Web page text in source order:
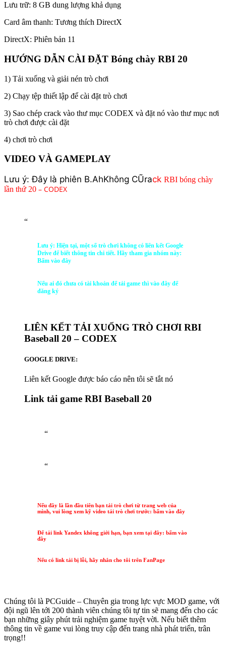
Lưu trữ: 8 GB dung lượng khả dụng
Card âm thanh: Tương thích DirectX
DirectX: Phiên bản 11
HƯỚNG DẪN CÀI ĐẶT Bóng chày RBI 20
1) Tải xuống và giải nén trò chơi
2) Chạy tệp thiết lập để cài đặt trò chơi
3) Sao chép crack vào thư mục CODEX và đặt nó vào thư mục nơi
trò chơi được cài đặt
4) chơi trò chơi
VIDEO VÀ GAMEPLAY
Lưu ý: Đây là phiên B.AhKhông CŨrack RBI bóng chày
lần thứ 20 – CODEX
“
Lưu ý: Hiện tại, một số trò chơi không có liên kết Google
Drive để biết thông tin chi tiết. Hãy tham gia nhóm này:
Bấm vào đây
Nếu ai đó chưa có tài khoản để tải game thì vào đây để
đăng ký
LIÊN KẾT TẢI XUỐNG TRÒ CHƠI RBI
Baseball 20 – CODEX
GOOGLE DRIVE:
Liên kết Google được báo cáo nên tôi sẽ tắt nó
Link tải game RBI Baseball 20
“
“
Nếu đây là lần đầu tiên bạn tải trò chơi từ trang web của
mình, vui lòng xem kỹ video tải trò chơi trước: bấm vào đây
Để tải link Yandex không giới hạn, bạn xem tại đây: bấm vào
đây
Nếu có link tải bị lỗi, hãy nhắn cho tôi trên FanPage
Chúng tôi là PCGuide – Chuyên gia trong lực vực MOD game, với
đội ngũ lên tới 200 thành viên chúng tôi tự tin sẽ mang đến cho các
bạn những giây phút trải nghiệm game tuyệt vời. Nếu biết thêm
thông tin về game vui lòng truy cập đến trang nhà phát triển, trân
trọng!!